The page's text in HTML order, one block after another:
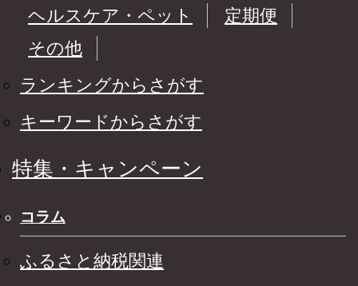
ヘルスケア・ペット
定期便
その他
ランキングからさがす
キーワードからさがす
特集・キャンペーン
コラム
ふるさと納税関連